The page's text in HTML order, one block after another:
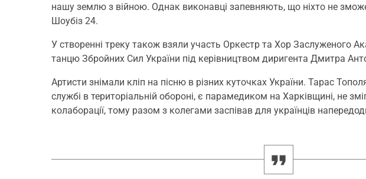
нашу землю з війною. Однак виконавці запевняють, що ніхто не
Шоубіз 24.
У створенні треку також взяли участь Оркестр та Хор Заслуженого
танцю Збройних Сил України під керівництвом диригента Дмитра
Артисти знімали кліп на пісню в різних куточках України. Тарас
службі в територіальній обороні, є парамедиком на Харківщині, не
колаборації, тому разом з колегами заспівав для українців